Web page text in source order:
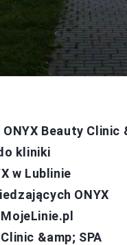
Beauty Clinic
kliniki
w Lublinie
ONYX
&amp; SPA